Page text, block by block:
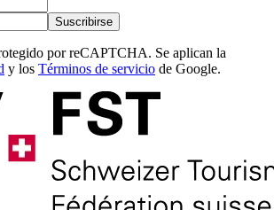
Suscribirse
por reCAPTCHA. Se aplican la
y los Términos de servicio de Google.